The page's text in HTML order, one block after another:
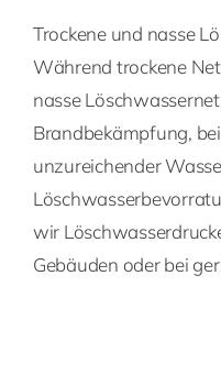
Trockene und nasse
Während trockene
nasse
Brandbekämpfung,
unzureichender
wir
Gebäuden oder bei